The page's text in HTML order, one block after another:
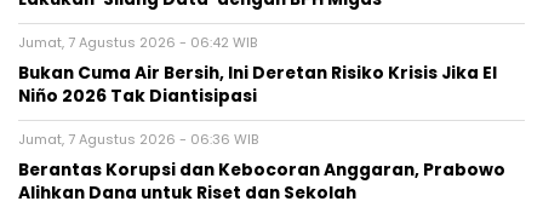
Jumat, 7 Agustus 2026 - 06:42 WIB
Bukan Cuma Air Bersih, Ini Deretan Risiko Krisis Jika El
Niño 2026 Tak Diantisipasi
Jumat, 7 Agustus 2026 - 06:36 WIB
Berantas Korupsi dan Kebocoran Anggaran, Prabowo
Alihkan Dana untuk Riset dan Sekolah